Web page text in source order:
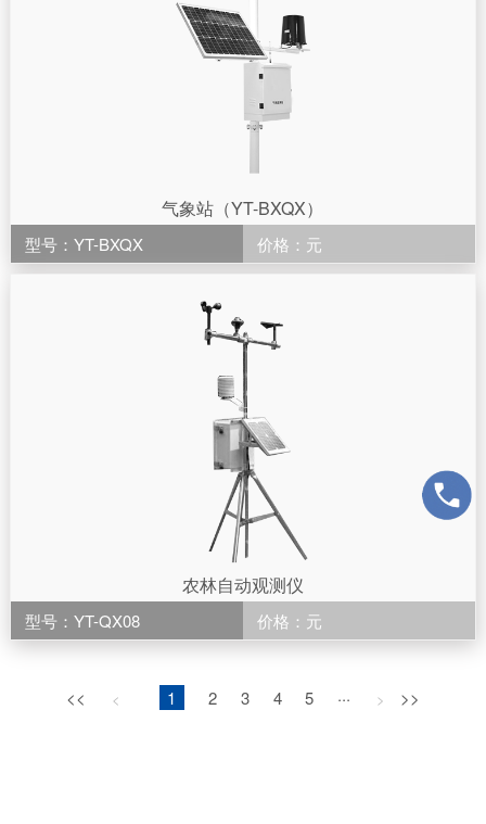
气象站（YT-BXQX）
型号：YT-BXQX 价格：元
农林自动观测仪
型号：YT-QX08 价格：元
<< < 1 2 3 4 5 ··· > >>